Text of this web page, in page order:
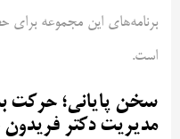
برنامه‌های این مجموعه
است.
سخن پایانی؛ حرکت
مدیریت دکتر